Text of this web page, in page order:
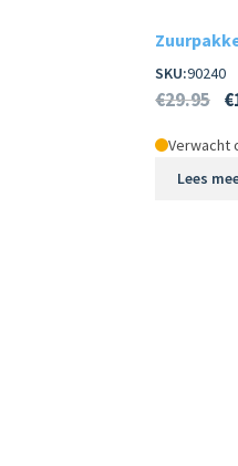
SKU:90240
€29.95 €
Verwacht
Lees